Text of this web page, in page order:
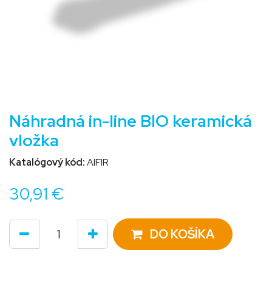
Náhradná in-line BIO keramická
vložka
Katalógový kód:AIFIR
30,91 €
DO KOŠÍKA